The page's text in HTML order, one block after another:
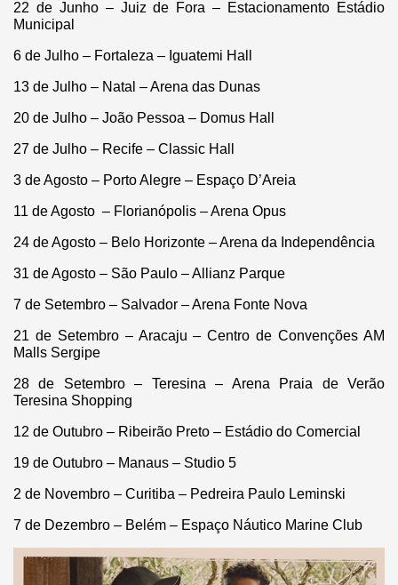
22 de Junho – Juiz de Fora – Estacionamento Estádio
Municipal
6 de Julho – Fortaleza – Iguatemi Hall
13 de Julho – Natal – Arena das Dunas
20 de Julho – João Pessoa – Domus Hall
27 de Julho – Recife – Classic Hall
3 de Agosto – Porto Alegre – Espaço D’Areia
11 de Agosto – Florianópolis – Arena Opus
24 de Agosto – Belo Horizonte – Arena da Independência
31 de Agosto – São Paulo – Allianz Parque
7 de Setembro – Salvador – Arena Fonte Nova
21 de Setembro – Aracaju – Centro de Convenções AM
Malls Sergipe
28 de Setembro – Teresina – Arena Praia de Verão
Teresina Shopping
12 de Outubro – Ribeirão Preto – Estádio do Comercial
19 de Outubro – Manaus – Studio 5
2 de Novembro – Curitiba – Pedreira Paulo Leminski
7 de Dezembro – Belém – Espaço Náutico Marine Club